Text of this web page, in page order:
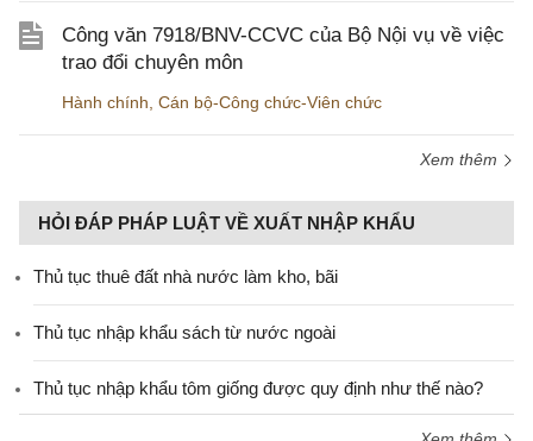
Công văn 7918/BNV-CCVC của Bộ Nội vụ về việc
trao đổi chuyên môn
Hành chính Cán bộ-Công chức-Viên chức
Xem thêm
HỎI ĐÁP PHÁP LUẬT VỀ XUẤT NHẬP KHẨU
Thủ tục thuê đất nhà nước làm kho, bãi
Thủ tục nhập khẩu sách từ nước ngoài
Thủ tục nhập khẩu tôm giống được quy định như thế nào?